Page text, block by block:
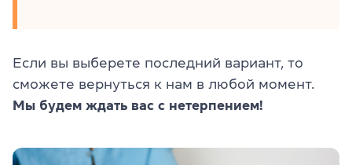
Если вы выберете последний вариант, то
сможете вернуться к нам в любой момент.
Мы будем ждать вас с нетерпением!